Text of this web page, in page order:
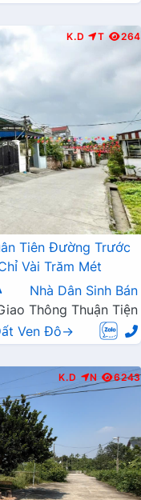
K.D T 264
Tiên Đường Trước
Vài Trăm Mét
Nhà Dân Sinh Bán
Thông Thuận Tiện
Ven Đô→
K.D N 6243